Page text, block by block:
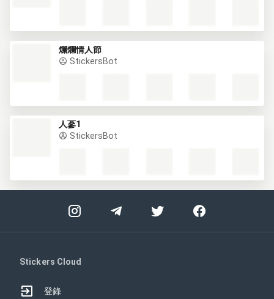
爛爛情人節
StickersBot
人蔘1
StickersBot
Stickers Cloud
登錄